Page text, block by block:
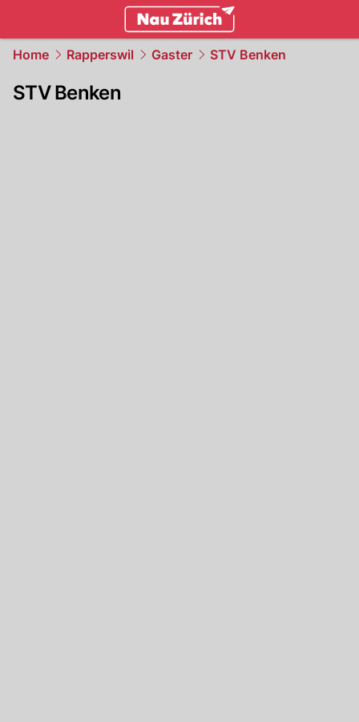
Home Rapperswil Gaster STV Benken
STV Benken